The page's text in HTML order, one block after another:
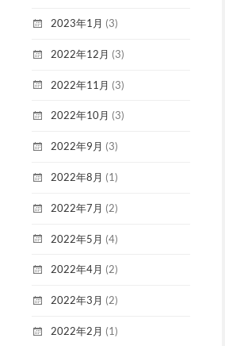
2023年1月 (3)
2022年12月 (3)
2022年11月 (3)
2022年10月 (3)
2022年9月 (3)
2022年8月 (1)
2022年7月 (2)
2022年5月 (4)
2022年4月 (2)
2022年3月 (2)
2022年2月 (1)